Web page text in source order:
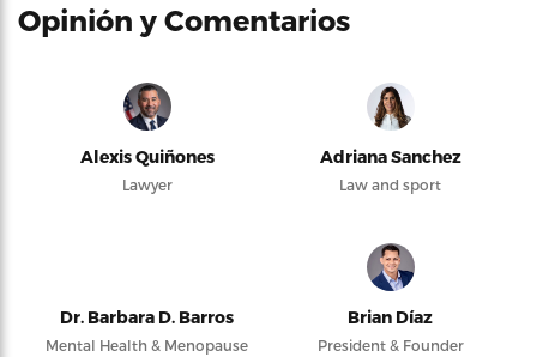
Opinión y Comentarios
Alexis Quiñones
Lawyer
Adriana Sanchez
Law and sport
Dr. Barbara D. Barros
Mental Health & Menopause
Brian Díaz
President & Founder